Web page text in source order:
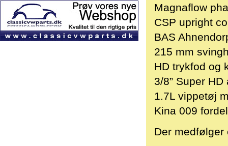
Magnaflow
CSP upright
BAS
215 mm
HD trykfod og
3/8” Super
1.7L vippetøj
Kina 009
Der medfølger